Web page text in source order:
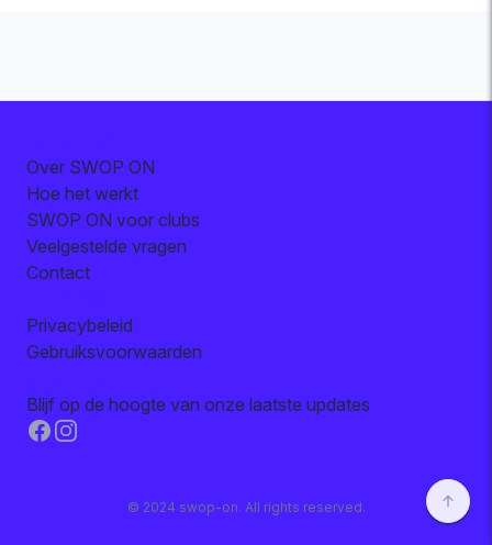
Over SWOP ON
Hoe het werkt
SWOP ON voor clubs
Veelgestelde vragen
Contact
Privacybeleid
Gebruiksvoorwaarden
Blijf op de hoogte van onze laatste updates
Facebook
Instagram
© 2024 swop-on. All rights reserved.